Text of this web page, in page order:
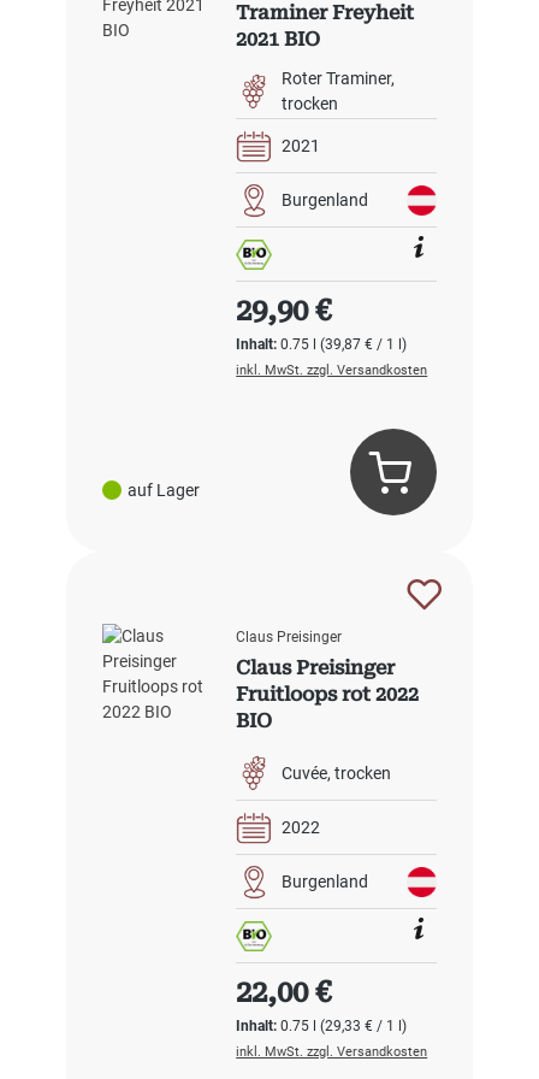
auf Lager
Traminer Freyheit
2021 BIO
Roter Traminer
trocken
2021
Burgenland
Inhalt:0.75 l(39,87 € / 1 l)
Regulärer Preis:
29,90 €
inkl. MwSt. zzgl. Versandkosten
Claus Preisinger
Claus Preisinger
Fruitloops rot 2022
BIO
Cuvée trocken
2022
Burgenland
Inhalt:0.75 l(29,33 € / 1 l)
Regulärer Preis:
22,00 €
inkl. MwSt. zzgl. Versandkosten